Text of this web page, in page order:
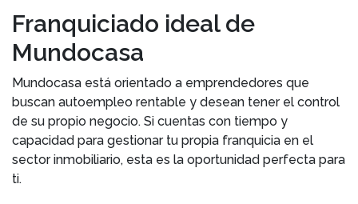
Franquiciado ideal de
Mundocasa
Mundocasa está orientado a emprendedores que
buscan autoempleo rentable y desean tener el control
de su propio negocio. Si cuentas con tiempo y
capacidad para gestionar tu propia franquicia en el
sector inmobiliario, esta es la oportunidad perfecta para
ti.